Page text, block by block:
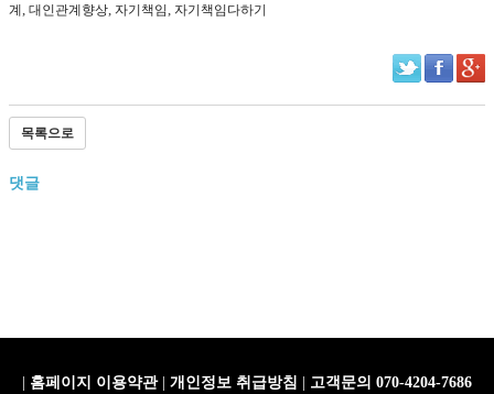
계 대인관계향상 자기책임 자기책임다하기
목록으로
댓글
홈페이지 이용약관| 개인정보 취급방침 고객문의 070-4204-7686